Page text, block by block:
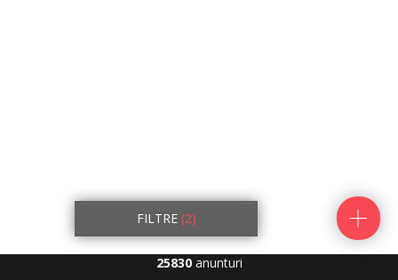
FILTRE (2)
25830anunturi